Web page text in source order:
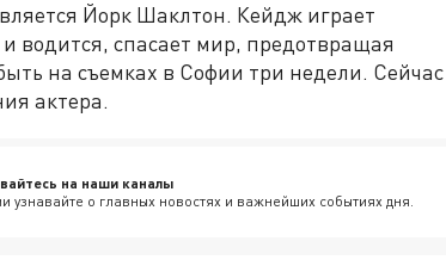
Йорк Шаклтон. Кейдж играет
водится, спасает мир, предотвращая
на съемках в Софии три недели. Сейчас
актера.
на наши каналы
узнавайте о главных новостях и важнейших событиях дня.